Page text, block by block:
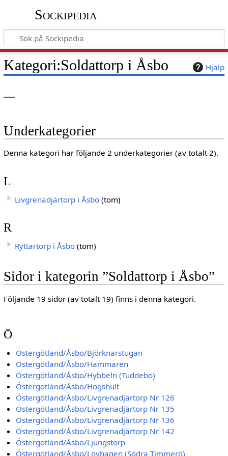
Sockipedia
Hjälp
Kategori:Soldattorp i Åsbo
Underkategorier
Denna kategori har följande 2 underkategorier (av totalt 2).
L
Livgrenadjärtorp i Åsbo (tom)
R
Ryttartorp i Åsbo (tom)
Sidor i kategorin ”Soldattorp i Åsbo”
Följande 19 sidor (av totalt 19) finns i denna kategori.
Ö
Östergötland/Åsbo/Björknarstugan
Östergötland/Åsbo/Hammaren
Östergötland/Åsbo/Hybbeln (Tuddebo)
Östergötland/Åsbo/Högshult
Östergötland/Åsbo/Livgrenadjärtorp Nr 126
Östergötland/Åsbo/Livgrenadjärtorp Nr 135
Östergötland/Åsbo/Livgrenadjärtorp Nr 136
Östergötland/Åsbo/Livgrenadjärtorp Nr 142
Östergötland/Åsbo/Ljungstorp
Östergötland/Åsbo/Lövhagen (Södra Timmerö)